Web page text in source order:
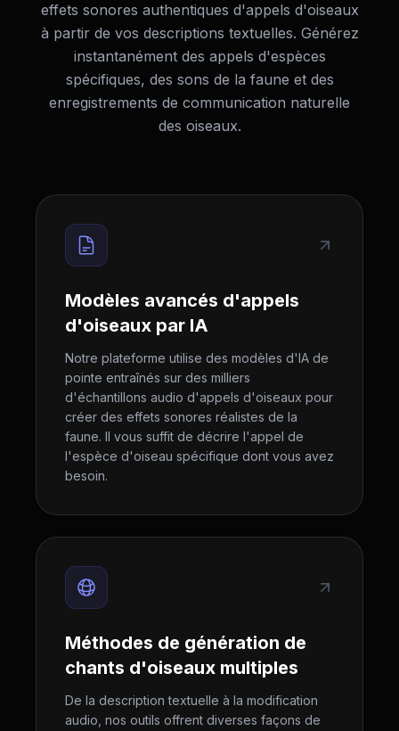
effets sonores authentiques d'appels d'oiseaux
à partir de vos descriptions textuelles. Générez
instantanément des appels d'espèces
spécifiques, des sons de la faune et des
enregistrements de communication naturelle
des oiseaux.
Modèles avancés d'appels
d'oiseaux par IA
Notre plateforme utilise des modèles d'IA de
pointe entraînés sur des milliers
d'échantillons audio d'appels d'oiseaux pour
créer des effets sonores réalistes de la
faune. Il vous suffit de décrire l'appel de
l'espèce d'oiseau spécifique dont vous avez
besoin.
Méthodes de génération de
chants d'oiseaux multiples
De la description textuelle à la modification
audio, nos outils offrent diverses façons de